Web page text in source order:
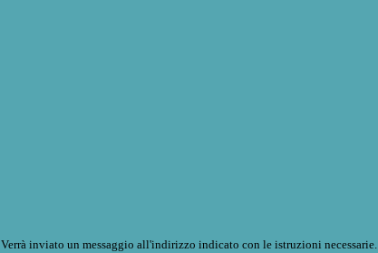
Verrà inviato un messaggio all'indirizzo indicato con le istruzioni necessarie.